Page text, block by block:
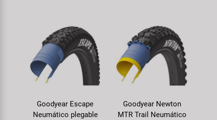
Goodyear Escape
Neumático plegable
Goodyear Newton
MTR Trail Neumático